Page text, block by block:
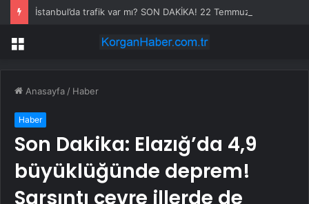
Menü
Anasayfa / Haber
Haber
Son Dakika: Elazığ’da 4,9
büyüklüğünde deprem!
Sarsıntı çevre illerde de